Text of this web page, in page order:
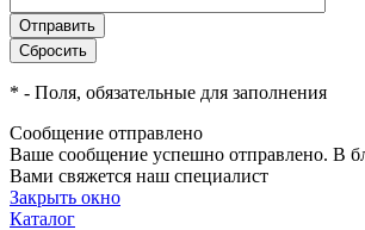
* - Поля, обязательные для заполнения
Сообщение отправлено
Ваше сообщение успешно отправлено. В
Вами свяжется наш специалист
Закрыть окно
Каталог